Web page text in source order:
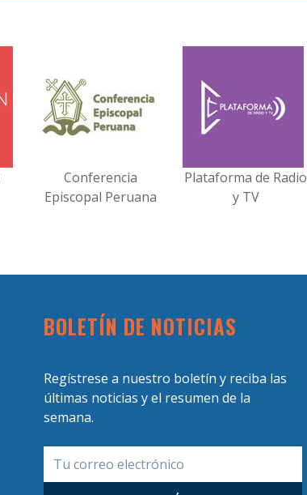
Conferencia
Episcopal Peruana
Plataforma de Radio
y TV
BOLETÍN DE NOTICIAS
Regístrese a nuestro boletín y reciba las
últimas noticias y el resumen de la
semana.